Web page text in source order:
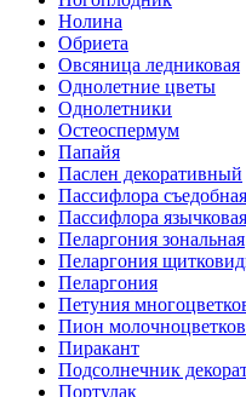
Нолина
Обриета
Овсяница ледниковая
Однолетние цветы
Однолетники
Остеоспермум
Папайя
Паслен декоративный
Пассифлора съедобная
Пассифлора язычковая
Пеларгония зональная
Пеларгония
Пеларгония
Петуния
Пион
Пиракант
Подсолнечник
Портулак